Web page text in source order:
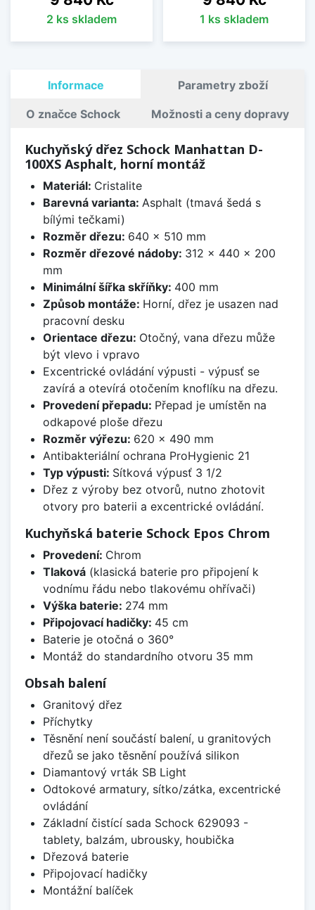
2 ks skladem 1 ks skladem
Informace Parametry zboží
O značce Schock Možnosti a ceny dopravy
Kuchyňský dřez Schock Manhattan D-
100XS Asphalt, horní montáž
Materiál: Cristalite
Barevná varianta: Asphalt (tmavá šedá s
bílými tečkami)
Rozměr dřezu: 640 x 510 mm
Rozměr dřezové nádoby: 312 x 440 x 200
mm
Minimální šířka skříňky: 400 mm
Způsob montáže: Horní, dřez je usazen nad
pracovní desku
Orientace dřezu: Otočný, vana dřezu může
být vlevo i vpravo
Excentrické ovládání výpusti - výpusť se
zavírá a otevírá otočením knoflíku na dřezu.
Provedení přepadu: Přepad je umístěn na
odkapové ploše dřezu
Rozměr výřezu: 620 x 490 mm
Antibakteriální ochrana ProHygienic 21
Typ výpusti: Sítková výpusť 3 1/2
Dřez z výroby bez otvorů, nutno zhotovit
otvory pro baterii a excentrické ovládání.
Kuchyňská baterie Schock Epos Chrom
Provedení: Chrom
Tlaková(klasická baterie pro připojení k
vodnímu řádu nebo tlakovému ohřívači)
Výška baterie: 274 mm
Připojovací hadičky: 45 cm
Baterie je otočná o 360°
Montáž do standardního otvoru 35 mm
Obsah balení
Granitový dřez
Příchytky
Těsnění není součástí balení, u granitových
dřezů se jako těsnění používá silikon
Diamantový vrták SB Light
Odtokové armatury, sítko/zátka, excentrické
ovládání
Základní čistící sada Schock 629093 -
tablety, balzám, ubrousky, houbička
Dřezová baterie
Připojovací hadičky
Montážní balíček